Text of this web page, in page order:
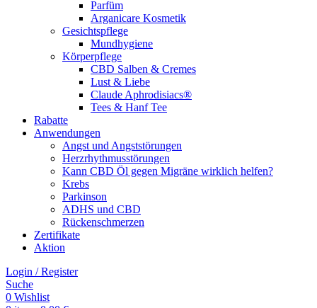
Parfüm
Arganicare Kosmetik
Gesichtspflege
Mundhygiene
Körperpflege
CBD Salben & Cremes
Lust & Liebe
Claude Aphrodisiacs®
Tees & Hanf Tee
Rabatte
Anwendungen
Angst und Angststörungen
Herzrhythmusstörungen
Kann CBD Öl gegen Migräne wirklich helfen?
Krebs
Parkinson
ADHS und CBD
Rückenschmerzen
Zertifikate
Aktion
Login / Register
Suche
0 Wishlist